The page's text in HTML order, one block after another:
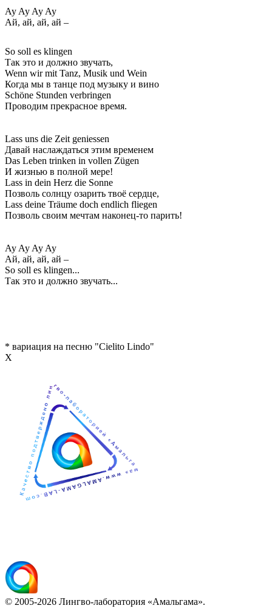
Ay Ay Ay Ay
Ай, ай, ай, ай –
So soll es klingen
Так это и должно звучать,
Wenn wir mit Tanz, Musik und Wein
Когда мы в танце под музыку и вино
Schöne Stunden verbringen
Проводим прекрасное время.
Lass uns die Zeit geniessen
Давай наслаждаться этим временем
Das Leben trinken in vollen Zügen
И жизнью в полной мере!
Lass in dein Herz die Sonne
Позволь солнцу озарить твоё сердце,
Lass deine Träume doch endlich fliegen
Позволь своим мечтам наконец-то парить!
Ay Ay Ay Ay
Ай, ай, ай, ай –
So soll es klingen...
Так это и должно звучать...
* вариация на песню "Cielito Lindo"
Х
© 2005-2026 Лингво-лаборатория «Амальгама».